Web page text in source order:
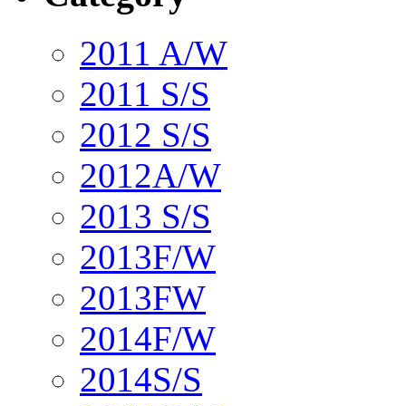
2011 A/W
2011 S/S
2012 S/S
2012A/W
2013 S/S
2013F/W
2013FW
2014F/W
2014S/S